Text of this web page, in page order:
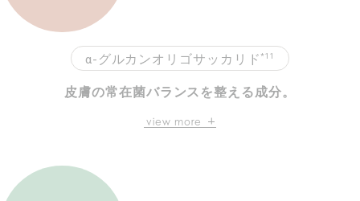
α-グルカンオリゴサッカリド*11
皮膚の常在菌バランスを整える成分。
肌の保湿力を高め肌を保護することで、
view more